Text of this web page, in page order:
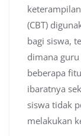
(CBT)
bagi siswa,
dimana
beberapa
ibaratnya
siswa tidak
melakukan